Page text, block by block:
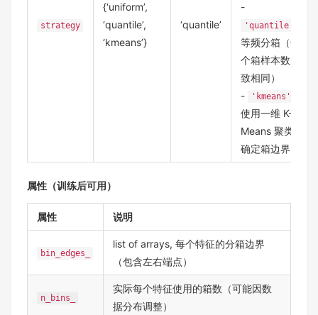
strategy
{‘uniform’,
‘quantile’,
‘kmeans’}
‘quantile’
-
'quantile'
等频分箱（每
个箱样本数大
致相同）
-
'kmeans'
使用一维 K-
Means 聚类
确定箱边界
属性（训练后可用）
属性 说明
bin_edges_
list of arrays, 每个特征的分箱边界
（包含左右端点）
n_bins_
实际每个特征使用的箱数（可能因数
据分布调整）